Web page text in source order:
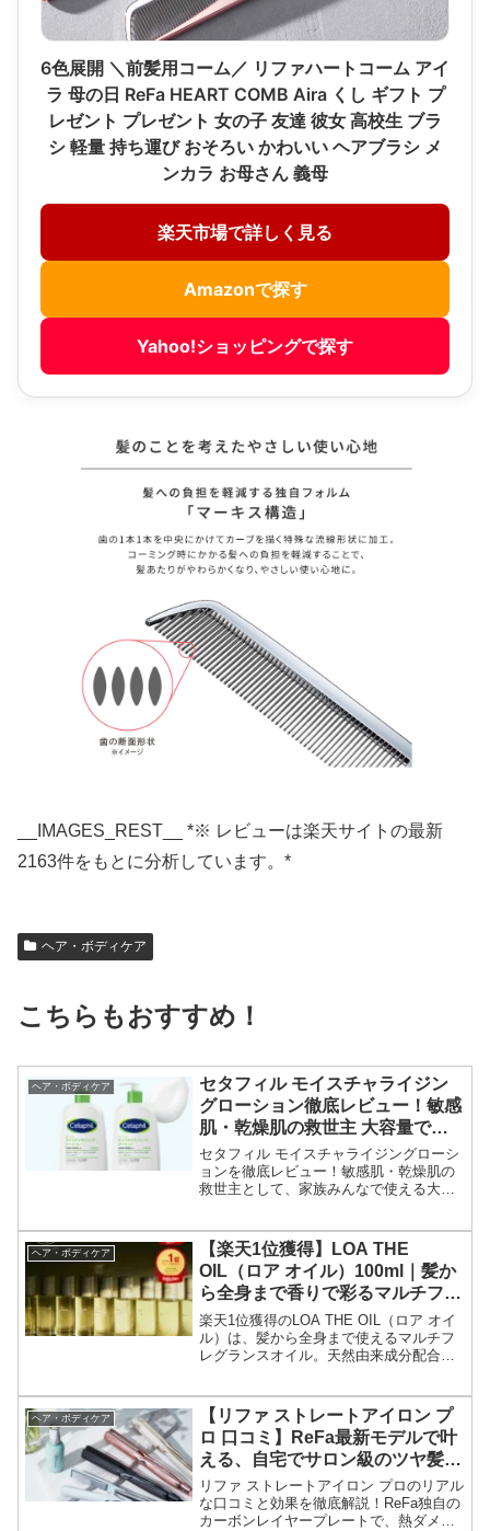
6色展開 ＼前髪用コーム／ リファハートコーム アイ
ラ 母の日 ReFa HEART COMB Aira くし ギフト プ
レゼント プレゼント 女の子 友達 彼女 高校生 ブラ
シ 軽量 持ち運び おそろい かわいい ヘアブラシ メ
ンカラ お母さん 義母
楽天市場で詳しく見る
Amazonで探す
Yahoo!ショッピングで探す
__IMAGES_REST__ *※ レビューは楽天サイトの最新
2163件をもとに分析しています。*
ヘア・ボディケア
こちらもおすすめ！
ヘア・ボディケア
セタフィル モイスチャライジン
グローション徹底レビュー！敏感
肌・乾燥肌の救世主 大容量で家
族みんなの全身保湿ケア
セタフィル モイスチャライジングローシ
ョンを徹底レビュー！敏感肌・乾燥肌の
救世主として、家族みんなで使える大容
しくご紹介します。
ヘア・ボディケア
【楽天1位獲得】LOA THE
OIL（ロア オイル）100ml｜髪か
ら全身まで香りで彩るマルチフレ
グランスオイル
楽天1位獲得のLOA THE OIL（ロア オイ
ル）は、髪から全身まで使えるマルチフ
レグランスオイル。天然由来成分配合
け。
ヘア・ボディケア
【リファ ストレートアイロン プ
ロ 口コミ】ReFa最新モデルで叶
える、自宅でサロン級のツヤ髪！
ダメージレスでプロの仕上がりを
徹底解説
リファ ストレートアイロン プロのリアル
な口コミと効果を徹底解説！ReFa独自の
カーボンレイヤープレートで、熱ダメー